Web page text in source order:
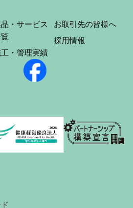
・サービス
・管理実績
お取引先の皆様へ
採用情報